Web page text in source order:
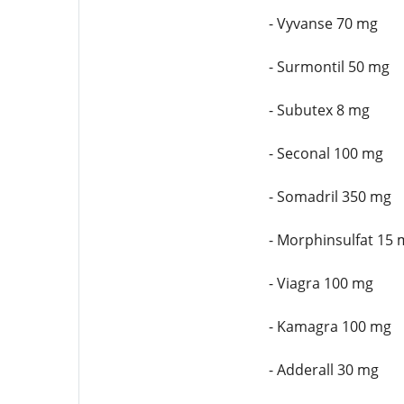
- Vyvanse 70 mg
- Surmontil 50 mg
- Subutex 8 mg
- Seconal 100 mg
- Somadril 350 mg
- Morphinsulfat 15
- Viagra 100 mg
- Kamagra 100 mg
- Adderall 30 mg